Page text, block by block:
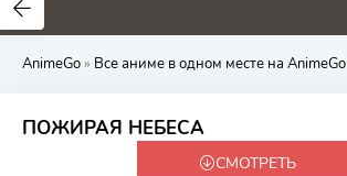
1.7
AnimeGo» Все аниме в одном месте на AnimeGo
ПОЖИРАЯ НЕБЕСА
Закончен
СМОТРЕТЬ